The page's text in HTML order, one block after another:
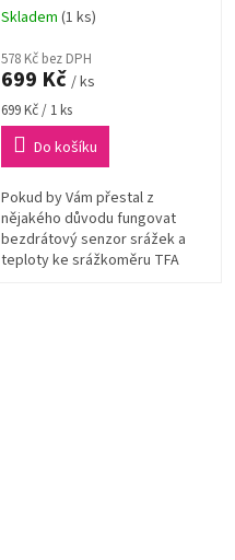
47.3006.01
Skladem (1 ks)
578 Kč bez DPH
699 Kč / ks
Měrná
cena:
699 Kč / 1 ks
Do košíku
Pokud by Vám přestal z
nějakého důvodu fungovat
bezdrátový senzor srážek a
teploty ke srážkoměru TFA